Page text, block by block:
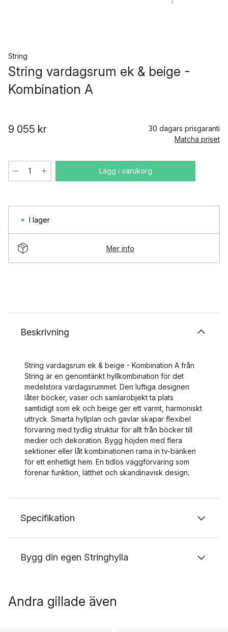
String
String vardagsrum ek & beige -
Kombination A
9 055 kr
30 dagars prisgaranti
Matcha priset
Lägg i varukorg
I lager
Mer info
Beskrivning
String vardagsrum ek & beige - Kombination A från
String är en genomtänkt hyllkombination för det
medelstora vardagsrummet. Den luftiga designen
låter böcker, vaser och samlarobjekt ta plats
samtidigt som ek och beige ger ett varmt, harmoniskt
uttryck. Smarta hyllplan och gavlar skapar flexibel
förvaring med tydlig struktur för allt från böcker till
medier och dekoration. Bygg höjden med flera
sektioner eller låt kombinationen rama in tv-bänken
för ett enhetligt hem. En tidlös väggförvaring som
förenar funktion, lätthet och skandinavisk design.
Specifikation
Bygg din egen Stringhylla
Andra gillade även